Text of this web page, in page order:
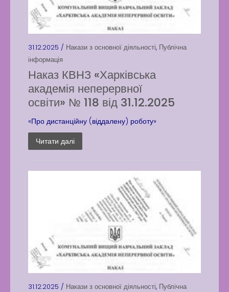
31.12.2025 / Накази з основної діяльності, Публічна
інформація
Наказ КВНЗ «Харківська
академія неперервної
освіти» № 118 від 31.12.2025
«Про дистанційну (віддалену) роботу»
Читати далі
31.12.2025 / Накази з основної діяльності, Публічна